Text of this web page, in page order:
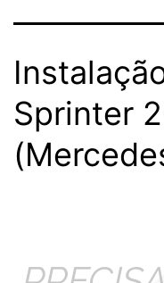
Sprinter